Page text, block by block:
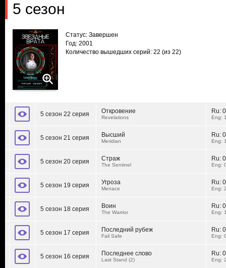
5 сезон
Статус: Завершен
Год: 2001
Количество вышедших серий: 22 (из 22)
5 сезон 22 серия Откровение
Revelations
Ru:
Eng:
5 сезон 21 серия Высший
Meridian
Ru:
Eng:
5 сезон 20 серия Страж
The Sentinel
Ru:
Eng:
5 сезон 19 серия Угроза
Menace
Ru:
Eng:
5 сезон 18 серия Воин
The Warrior
Ru:
Eng:
5 сезон 17 серия Последний рубеж
Fail Safe
Ru:
Eng:
5 сезон 16 серия Последнее слово
Last Stand (2)
Ru:
Eng: